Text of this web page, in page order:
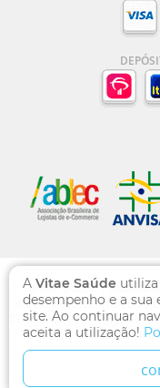
A Vitae Saúde
desempenho e a sua
site. Ao continuar
aceita a utilização!
VITAE SAÚDE | DOMÍNIO
REGISTRADAS - RUA DOS
CEP 04025-002 , CNPJ:
DULCILENE